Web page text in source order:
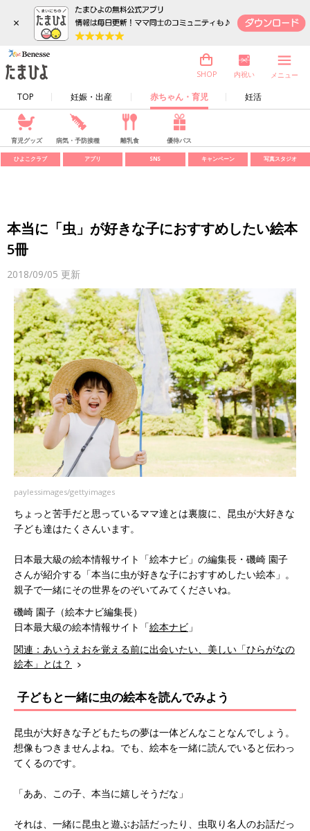
×
TOP 妊娠・出産 赤ちゃん・育児 妊活
SHOP 内祝い メニュー
育児グッズ 病気・予防接種 離乳食 優待パス
ひよこクラブ アプリ SNS キャンペーン 写真スタジオ
本当に「虫」が好きな子におすすめしたい絵本
5冊
2018/09/05 更新
paylessimages/gettyimages
ちょっと苦手だと思っているママ達とは裏腹に、昆虫が大好きな
子ども達はたくさんいます。
日本最大級の絵本情報サイト「絵本ナビ」の編集長・磯崎 園子
さんが紹介する「本当に虫が好きな子におすすめしたい絵本」。
親子で一緒にその世界をのぞいてみてくださいね。
磯崎 園子（絵本ナビ編集長）
日本最大級の絵本情報サイト「絵本ナビ 」
関連：あいうえおを覚える前に出会いたい、美しい「ひらがなの
絵本」とは？
子どもと一緒に虫の絵本を読んでみよう
昆虫が大好きな子どもたちの夢は一体どんなことなんでしょう。
想像もつきませんよね。でも、絵本を一緒に読んでいると伝わっ
てくるのです。
「ああ、この子、本当に嬉しそうだな」
それは、一緒に昆虫と遊ぶお話だったり、虫取り名人のお話だっ